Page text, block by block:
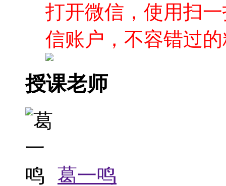
打开微信，使用扫
信账户，不容错过
授课老师
葛一鸣